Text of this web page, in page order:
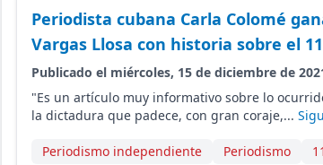
Periodista cubana Carla Colomé
Vargas Llosa con historia sobre el
Publicado el miércoles, 15 de diciembre de
"Es un artículo muy informativo sobre lo
la dictadura que padece, con gran coraje,...
Periodismo independiente Periodismo